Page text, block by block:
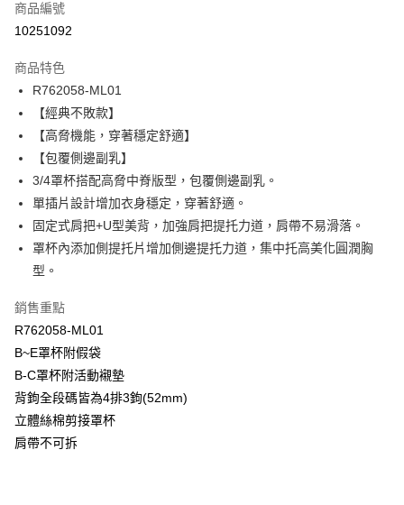
信用卡分期付款
合作金庫商業銀行
華南商業銀行
上海商業儲蓄銀行
國泰世華商業銀行
臺灣中小企業銀行
匯豐（台灣）商業銀行
華泰商業銀行
聯邦商業銀行
遠東國際商業銀行
元大商業銀行
永豐商業銀行
玉山商業銀行
星展（台灣）商業銀行
台新國際商業銀行
中國信託商業銀行
台灣樂天信用卡公司
LINE Pay
Apple Pay
悠遊付
AFTEE先享後付
相關說明
AFTEE先享後付是「在收到商品之後才付款」的支付方式。 讓您購物簡單
便利好安心！
２．便利：只要手機號碼，簡訊認證，即可結帳。
３．安心：先確認商品／服務後，再付款。
【「AFTEE先享後付」結帳流程】
１．於結帳方式選擇「AFTEE先享後付」後，將跳轉至「AFTEE先享後付」
結帳頁面，進行簡訊認證並確認金額後，即可完成結帳。
ATM付款
運送方式
全家取貨付款$888免運-以PackAge+配客嘉循環箱包裝寄出
每筆NT$90，滿NT$888(含以上)免運費
付款後全家取貨$888免運-以PackAge+配客嘉循環箱包裝寄出
商品編號
10251092
商品特色
R762058-ML01
【經典不敗款】
【高脅機能，穿著穩定舒適】
【包覆側邊副乳】
3/4罩杯搭配高脅中脊版型，包覆側邊副乳。
單插片設計增加衣身穩定，穿著舒適。
固定式肩把+U型美背，加強肩把提托力道，肩帶不易滑落。
罩杯內添加側提托片增加側邊提托力道，集中托高美化圓潤胸
型。
銷售重點
R762058-ML01
B~E罩杯附假袋
B-C罩杯附活動襯墊
背鉤全段碼皆為4排3鉤(52mm)
立體絲棉剪接罩杯
肩帶不可拆